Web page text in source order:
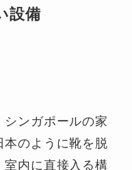
設備
シンガポールの家
本のように靴を脱
室内に直接入る構